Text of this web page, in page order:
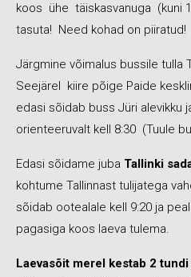
koos ühe täiskasvanuga (kuni
tasuta! Need kohad on piiratud!
Järgmine võimalus bussile tulla
Seejärel kiire põige Paide
edasi sõidab buss Jüri alevikku
orienteeruvalt kell 8:30 (Tuule
Edasi sõidame juba Tallinki
kohtume Tallinnast tulijatega
sõidab ootealale kell 9:20 ja
pagasiga koos laeva tulema.
Laevasõit merel kestab 2 tundi